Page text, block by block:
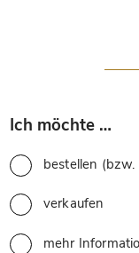
Ich möchte …
bestellen
verkaufen
mehr